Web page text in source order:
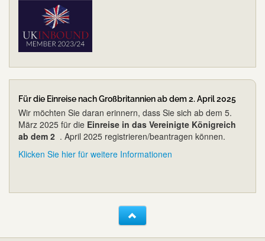
Für die Einreise nach Großbritannien ab dem 2. April 2025
Wir möchten Sie daran erinnern, dass Sie sich ab dem 5.
März 2025 für die Einreise in das Vereinigte Königreich
ab dem 2 . April 2025 registrieren/beantragen können.
Klicken Sie hier für weitere Informationen